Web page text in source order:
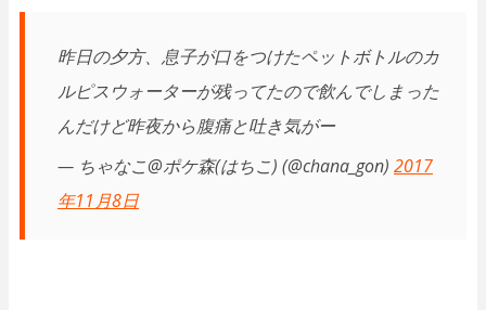
昨日の夕方、息子が口をつけたペットボトルのカ
ルピスウォーターが残ってたので飲んでしまった
んだけど昨夜から腹痛と吐き気がー
— ちゃなこ@ポケ森(はちこ) (@chana_gon) 2017
年11月8日